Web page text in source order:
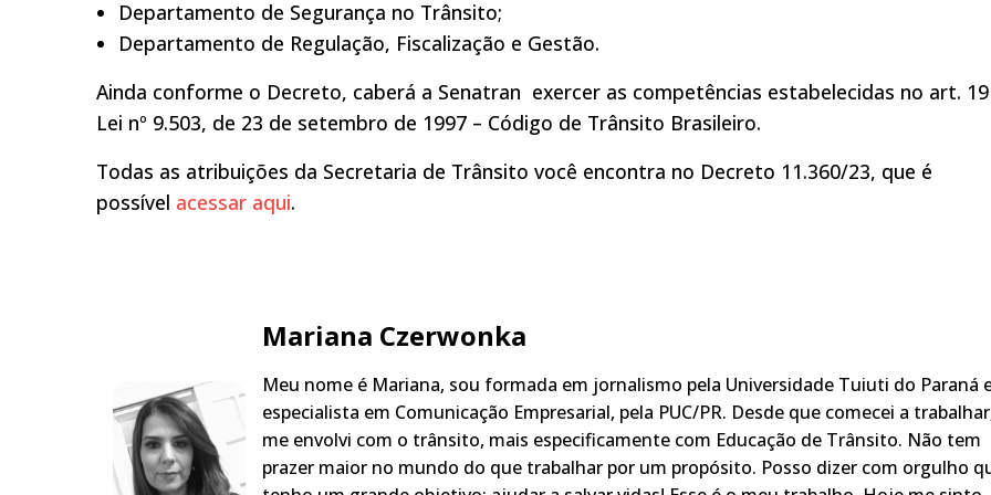
Departamento de Segurança no Trânsito;
Departamento de Regulação, Fiscalização e Gestão.
Ainda conforme o Decreto, caberá a Senatran exercer as competências estabelecidas no art.
Lei nº 9.503, de 23 de setembro de 1997 – Código de Trânsito Brasileiro.
Todas as atribuições da Secretaria de Trânsito você encontra no Decreto 11.360/23, que é
possível acessar aqui.
Mariana Czerwonka
Meu nome é Mariana, sou formada em jornalismo pela Universidade Tuiuti do Paraná
especialista em Comunicação Empresarial, pela PUC/PR. Desde que comecei a
me envolvi com o trânsito, mais especificamente com Educação de Trânsito. Não tem
prazer maior no mundo do que trabalhar por um propósito. Posso dizer com orgulho